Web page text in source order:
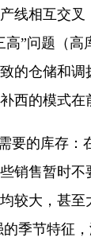
线相互交
”问题（
的仓储和
西的模式在
的库存
销售暂时
较大，甚
季节特征